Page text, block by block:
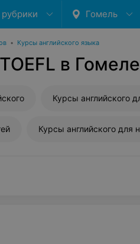
Гомель
• Курсы английского языка
в Гомеле